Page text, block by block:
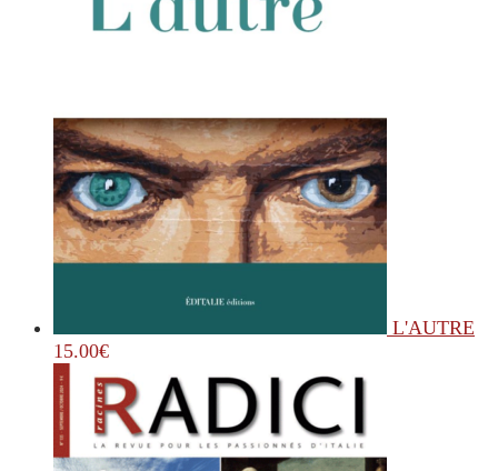
L'AUTRE
15.00€